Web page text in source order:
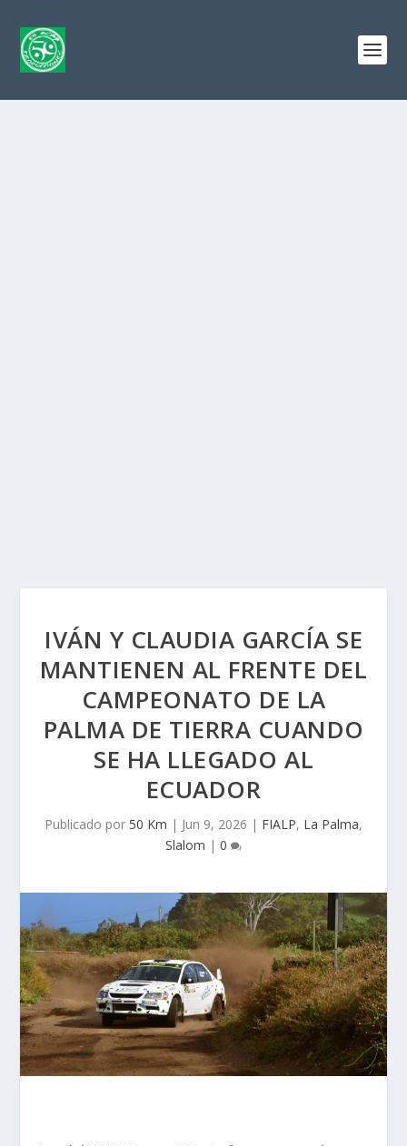
IVÁN Y CLAUDIA GARCÍA SE
MANTIENEN AL FRENTE DEL
CAMPEONATO DE LA
PALMA DE TIERRA CUANDO
SE HA LLEGADO AL
ECUADOR
Publicado por 50 Km | Jun 9, 2026 | FIALP, La Palma,
Slalom | 0